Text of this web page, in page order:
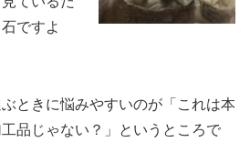
ですよ
ときに悩みやすいのが「これは本
品じゃない？」というところで